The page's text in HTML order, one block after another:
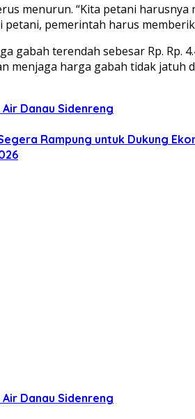
menurun. “Kita petani
pemerintah harus
terendah sebesar Rp. Rp.
menjaga harga gabah tidak
Danau Sidenreng
Rampung untuk Dukung
Danau Sidenreng